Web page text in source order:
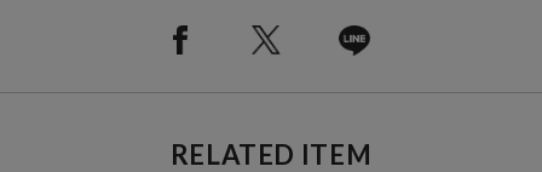
●やや短丈で現代的に仕上げたSサイズと、メンズライクに着ていた
●単なる復刻にとどまらない、新しい解釈のヴィンテージスタイルを
RELATED ITEM